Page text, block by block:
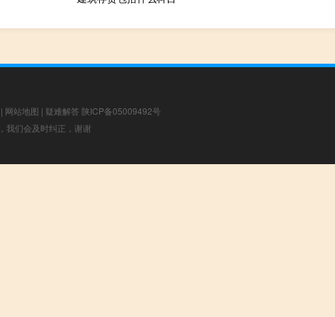
| 网站地图 | 疑难解答 陕ICP备05009492号
我们会及时纠正，谢谢